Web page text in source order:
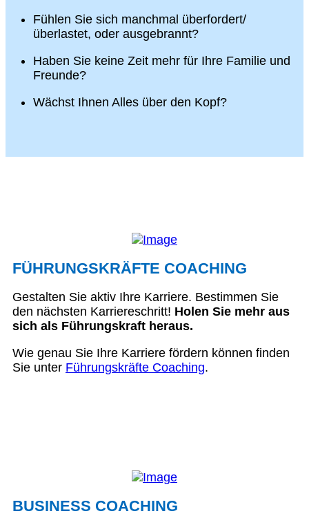
Fühlen Sie sich manchmal überfordert/
überlastet, oder ausgebrannt?
Haben Sie keine Zeit mehr für Ihre Familie und
Freunde?
Wächst Ihnen Alles über den Kopf?
FÜHRUNGSKRÄFTE COACHING
Gestalten Sie aktiv Ihre Karriere. Bestimmen Sie
den nächsten Karriereschritt! Holen Sie mehr aus
sich als Führungskraft heraus.
Wie genau Sie Ihre Karriere fördern können finden
Sie unter Führungskräfte Coaching.
BUSINESS COACHING